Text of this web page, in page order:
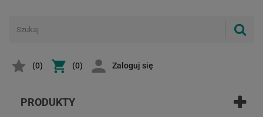
(0) (0) Zaloguj się
PRODUKTY